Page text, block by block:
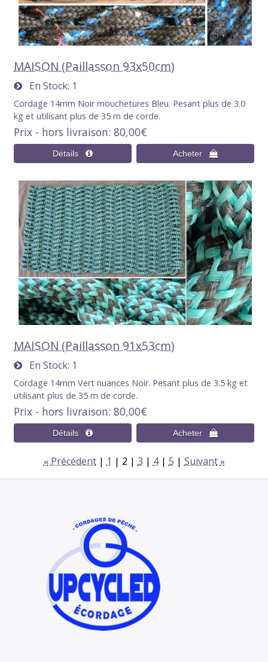
MAISON (Paillasson 93x50cm)
En Stock 1
Cordage 14mm Noir mouchetures Bleu. Pesant plus de 3.0
kg et utilisant plus de 35 m de corde.
Prix - hors livraison 80,00€
MAISON (Paillasson 91x53cm)
En Stock 1
Cordage 14mm Vert nuances Noir. Pesant plus de 3.5 kg et
utilisant plus de 35 m de corde.
Prix - hors livraison 80,00€
« Précédent 1 2 3 4 5 Suivant »